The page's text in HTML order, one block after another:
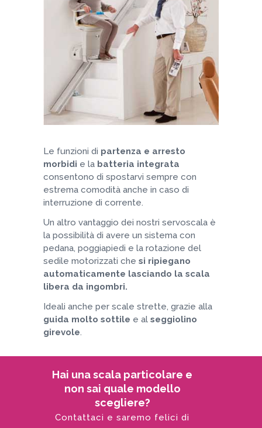
Le funzioni di partenza e arresto
morbidi e la batteria integrata
consentono di spostarvi sempre con
estrema comodità anche in caso di
interruzione di corrente.
Un altro vantaggio dei nostri servoscala è
la possibilità di avere un sistema con
pedana, poggiapiedi e la rotazione del
sedile motorizzati che si ripiegano
automaticamente lasciando la scala
libera da ingombri.
Ideali anche per scale strette, grazie alla
guida molto sottile e al seggiolino
girevole.
Hai una scala particolare e
non sai quale modello
scegliere?
Contattaci e saremo felici di